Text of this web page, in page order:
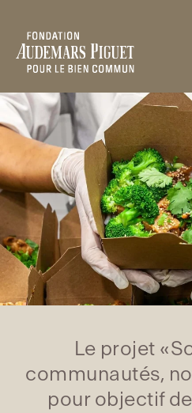
Le projet
communautés,
pour objectif